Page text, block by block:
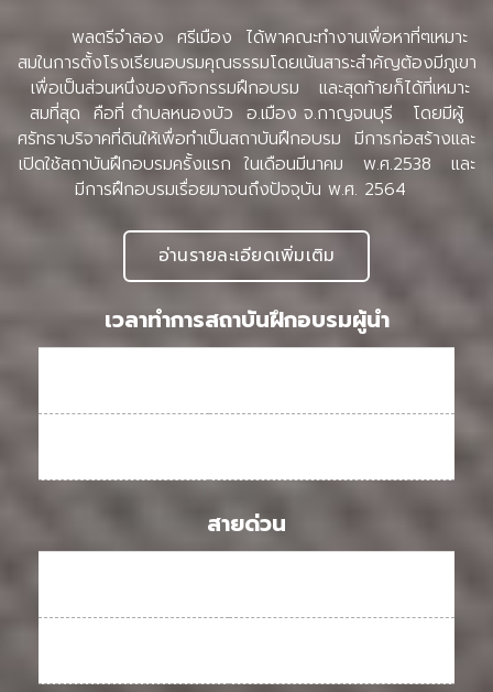
พลตรีจำลอง ศรีเมือง ได้พาคณะทำงานเพื่อหาที่ๆเหมาะ
สมในการตั้งโรงเรียนอบรมคุณธรรมโดยเน้นสาระสำคัญต้องมีภูเขา
เพื่อเป็นส่วนหนึ่งของกิจกรรมฝึกอบรม และสุดท้ายก็ได้ที่เหมาะ
สมที่สุด คือที่ ตำบลหนองบัว อ.เมือง จ.กาญจนบุรี โดยมีผู้
ศรัทธาบริจาคที่ดินให้เพื่อทำเป็นสถาบันฝึกอบรม มีการก่อสร้างและ
เปิดใช้สถาบันฝึกอบรมครั้งแรก ในเดือนมีนาคม พ.ศ.2538 และ
มีการฝึกอบรมเรื่อยมาจนถึงปัจจุบัน พ.ศ. 2564
อ่านรายละเอียดเพิ่มเติม
เวลาทำการสถาบันฝึกอบรมผู้นำ
สายด่วน